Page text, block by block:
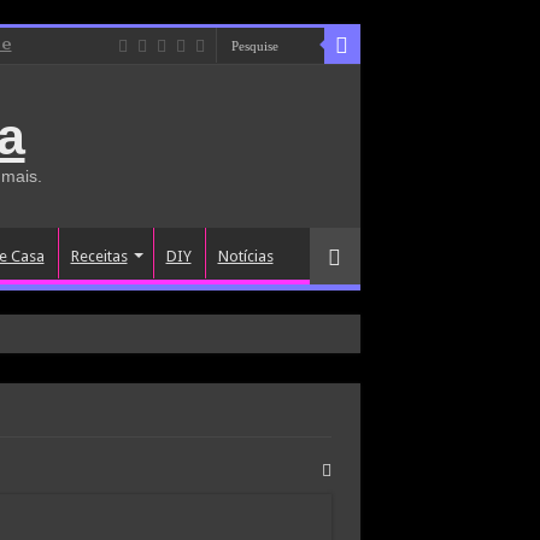
Casa Receitas DIY Notícias